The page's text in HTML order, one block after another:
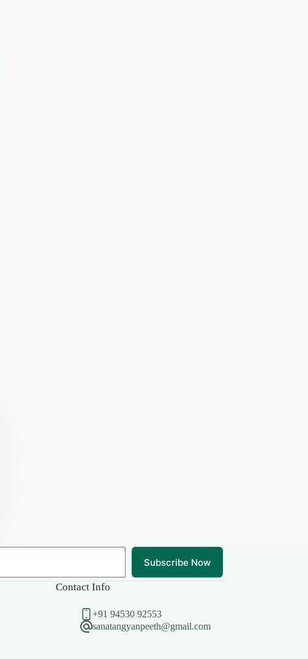
Subscribe Now
Contact Info
+91 94530 92553
sanatangyanpeeth@gmail.com